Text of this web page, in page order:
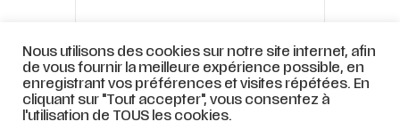
Nous utilisons des cookies sur notre site internet, afin
de vous fournir la meilleure expérience possible, en
enregistrant vos préférences et visites répétées. En
cliquant sur "Tout accepter", vous consentez à
l'utilisation de TOUS les cookies.